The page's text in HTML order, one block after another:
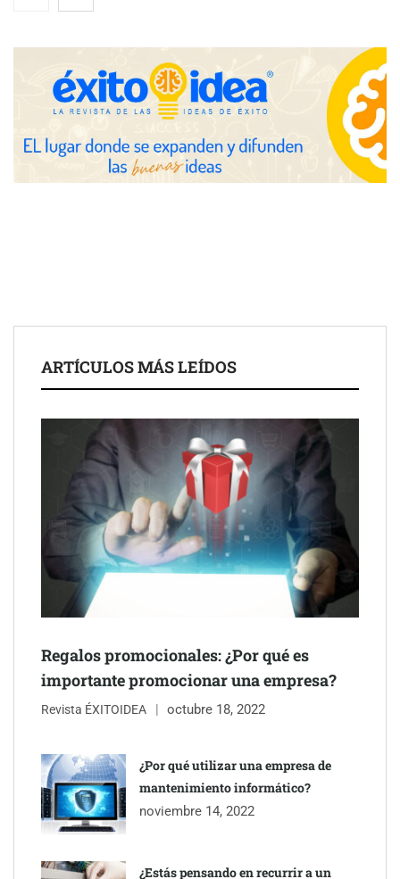
conectando lonjas con establecimientos
Última llamada: los destinos con las mayores caídas de precios
ARTÍCULOS MÁS LEÍDOS
Regalos promocionales: ¿Por qué es
importante promocionar una empresa?
Revista ÉXITOIDEA octubre 18, 2022
¿Por qué utilizar una empresa de
mantenimiento informático?
noviembre 14, 2022
¿Estás pensando en recurrir a un